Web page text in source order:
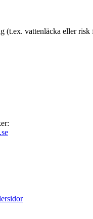
(t.ex. vattenläcka ellerrisk